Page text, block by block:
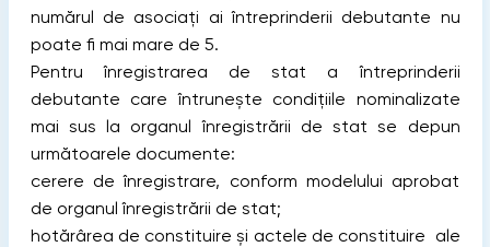
numărul de asociați ai întreprinderii debutante nu
poate fi mai mare de 5.
Pentru înregistrarea de stat a întreprinderii
debutante care întrunește condițiile nominalizate
mai sus la organul înregistrării de stat se depun
următoarele documente:
cerere de înregistrare, conform modelului aprobat
de organul înregistrării de stat;
hotărârea de constituire și actele de constituire ale